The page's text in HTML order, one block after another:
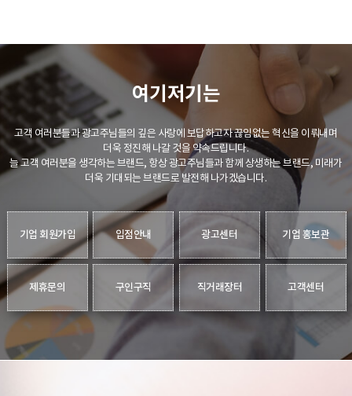
여기저기는
고객 여러분들과 광고주님들의 깊은 사랑에 보답하고자 끊임없는 혁신을 이뤄내며
더욱 정진해 나갈 것을 약속드립니다.
늘 고객 여러분을 생각하는 브랜드, 항상 광고주님들과 함께 상생하는 브랜드, 미래가
더욱 기대되는 브랜드로 발전해 나가겠습니다.
기업 회원가입 입점안내 광고센터 기업 홍보관
제휴문의 구인구직 직거래장터 고객센터